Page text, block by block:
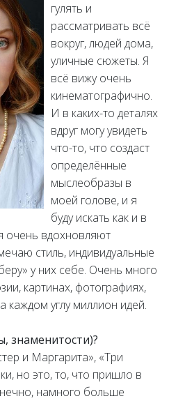
гулять и
рассматривать всё
вокруг, людей дома,
уличные сюжеты. Я
всё вижу очень
кинематографично.
И в каких-то деталях
вдруг могу увидеть
что-то, что создаст
определённые
мыслеобразы в
моей голове, и я
буду искать как и в
очень вдохновляют
стиль, индивидуальные
у них себе. Очень много
картинах, фотографиях,
каждом углу миллион идей.
знаменитости)?
и Маргарита», «Три
но это, то, что пришло в
намного больше